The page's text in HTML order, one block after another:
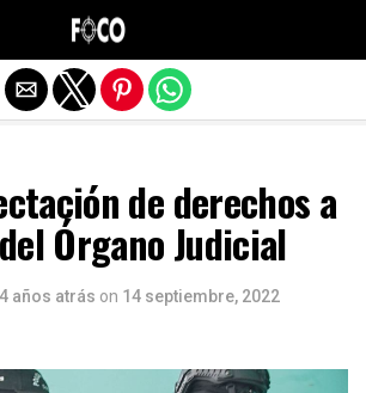
de derechos a
Órgano Judicial
4 años atrás on 14 septiembre, 2022
Salir de la versión móvil